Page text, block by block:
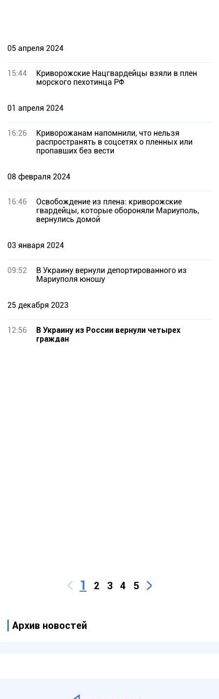
05 апреля 2024
15:44
Криворожские Нацгвардейцы взяли в плен
морского пехотинца РФ
01 апреля 2024
16:26
Криворожанам напомнили, что нельзя
распространять в соцсетях о пленных или
пропавших без вести
08 февраля 2024
16:46
Освобождение из плена: криворожские
гвардейцы, которые обороняли Мариуполь,
вернулись домой
03 января 2024
09:52
В Украину вернули депортированного из
Мариуполя юношу
25 декабря 2023
12:56
В Украину из России вернули четырех
граждан
1 2 3 4 5
Архив новостей